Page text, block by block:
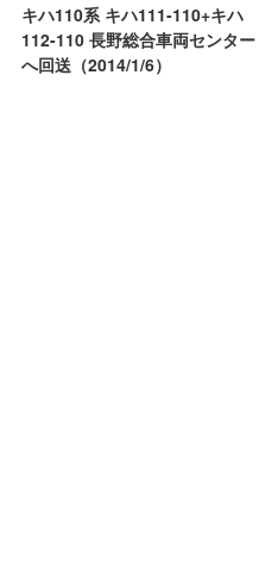
キハ110系 キハ111-110+キハ
112-110 長野総合車両センター
へ回送（2014/1/6）